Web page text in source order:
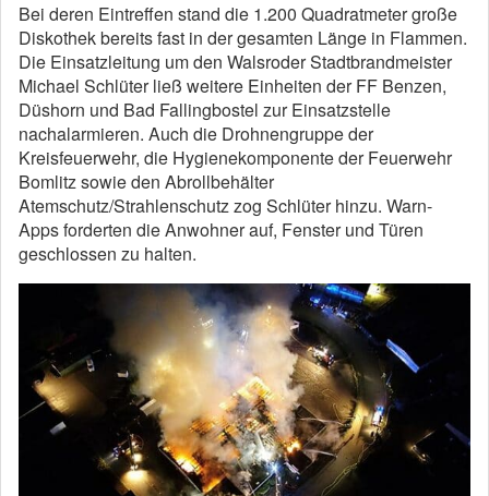
Bei deren Eintreffen stand die 1.200 Quadratmeter große
Diskothek bereits fast in der gesamten Länge in Flammen.
Die Einsatzleitung um den Walsroder Stadtbrandmeister
Michael Schlüter ließ weitere Einheiten der FF Benzen,
Düshorn und Bad Fallingbostel zur Einsatzstelle
nachalarmieren. Auch die Drohnengruppe der
Kreisfeuerwehr, die Hygienekomponente der Feuerwehr
Bomlitz sowie den Abrollbehälter
Atemschutz/Strahlenschutz zog Schlüter hinzu. Warn-
Apps forderten die Anwohner auf, Fenster und Türen
geschlossen zu halten.